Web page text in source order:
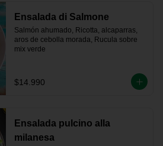
Ensalada di Salmone
Salmón ahumado, Ricotta, alcaparras,
aros de cebolla morada, Rucula sobre
mix verde
$14.990
Ensalada pulcino alla
milanesa